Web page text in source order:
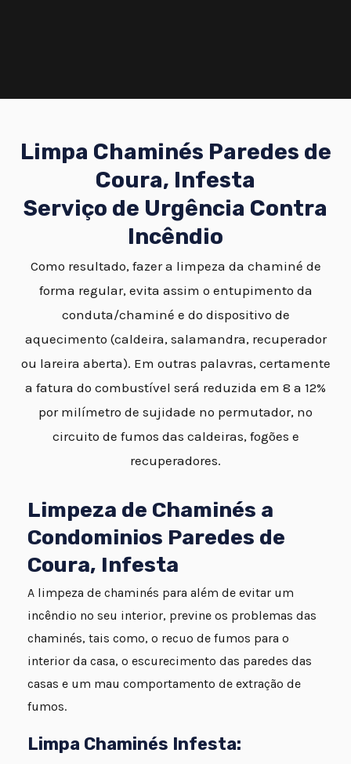
Limpa Chaminés Paredes de
Coura, Infesta
Serviço de Urgência Contra
Incêndio
Como resultado, fazer a limpeza da chaminé de
forma regular, evita assim o entupimento da
conduta/chaminé e do dispositivo de
aquecimento (caldeira, salamandra, recuperador
ou lareira aberta). Em outras palavras, certamente
a fatura do combustível será reduzida em 8 a 12%
por milímetro de sujidade no permutador, no
circuito de fumos das caldeiras, fogões e
recuperadores.
Limpeza de Chaminés a
Condominios Paredes de
Coura, Infesta
A limpeza de chaminés para além de evitar um
incêndio no seu interior, previne os problemas das
chaminés, tais como, o recuo de fumos para o
interior da casa, o escurecimento das paredes das
casas e um mau comportamento de extração de
fumos.
Limpa Chaminés Infesta: